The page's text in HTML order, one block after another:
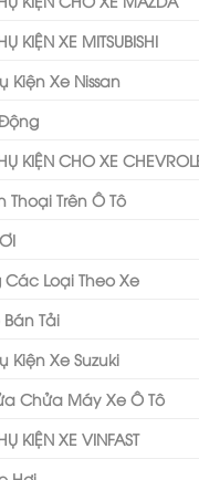
KIỆN XE MITSUBISHI
Kiện Xe Nissan
KIỆN CHO XE
Trên Ô Tô
Loại Theo Xe
Tải
Kiện Xe Suzuki
Chửa Máy Xe Ô Tô
KIỆN XE VINFAST